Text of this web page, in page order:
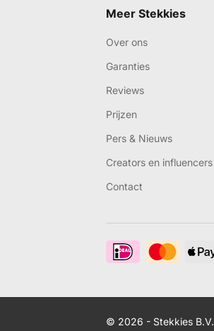
Meer Stekkies
Over ons
Garanties
Reviews
Prijzen
Pers & Nieuws
Creators en influencers
Contact
© 2026 - Stekkies B.V.